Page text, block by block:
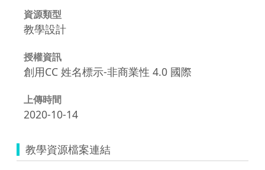
資源類型
教學設計
授權資訊
創用CC 姓名標示-非商業性 4.0 國際
上傳時間
2020-10-14
教學資源檔案連結